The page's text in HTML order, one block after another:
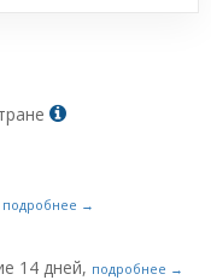
подробнее →
14 дней, подробнее →